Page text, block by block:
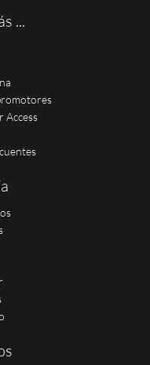
...
Access